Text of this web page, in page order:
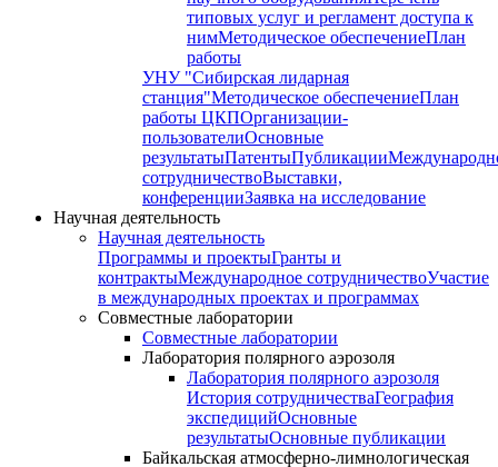
типовых услуг и регламент доступа к
нимМетодическое обеспечениеПлан
работы
УНУ "Сибирская лидарная
станция"Методическое обеспечениеПлан
работы ЦКПОрганизации-
пользователиОсновные
результатыПатентыПубликации
сотрудничествоВыставки,
конференцииЗаявка на исследование
Научная деятельность
Научная деятельность
Программы и проектыГранты и
контрактыМеждународное сотрудничествоУчастие
в международных проектах и программах
Совместные лаборатории
Совместные лаборатории
Лаборатория полярного аэрозоля
Лаборатория полярного аэрозоля
История сотрудничестваГеография
экспедицийОсновные
результатыОсновные публикации
Байкальская атмосферно-лимнологическая